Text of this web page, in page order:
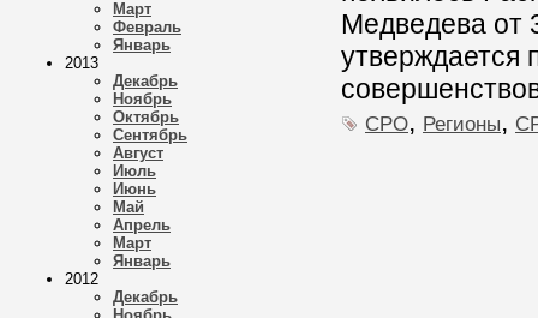
Март
Февраль
Январь
2013
Декабрь
Ноябрь
Октябрь
Сентябрь
Август
Июль
Июнь
Май
Апрель
Март
Январь
2012
Декабрь
Медведева от
утверждается
СРО, Регионы,